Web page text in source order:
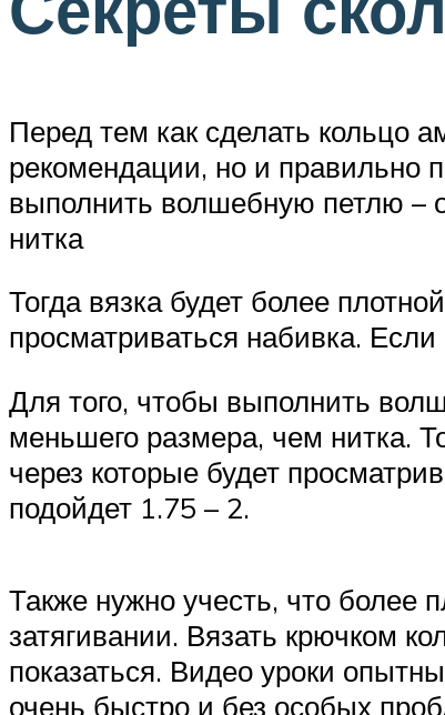
Перед тем как сделать кольцо
рекомендации, но и правильно
выполнить волшебную петлю –
нитка
Тогда вязка будет более
просматриваться набивка.
Для того, чтобы выполнить
меньшего размера, чем нитка.
через которые будет
подойдет 1.75 – 2.
Также нужно учесть, что более
затягивании. Вязать крючком
показаться. Видео уроки
очень быстро и без особых